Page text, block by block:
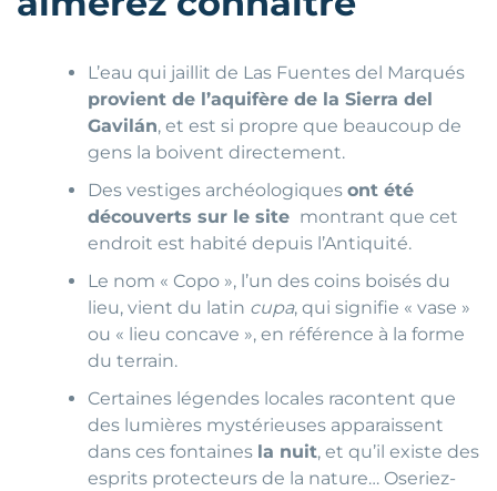
L’eau qui jaillit de Las Fuentes del Marqués
provient de l’aquifère de la Sierra del
Gavilán, et est si propre que beaucoup de
gens la boivent directement.
Des vestiges archéologiquesont été
découverts sur le site montrant que cet
endroit est habité depuis l’Antiquité.
Le nom « Copo », l’un des coins boisés du
lieu, vient du latin cupa, qui signifie « vase »
ou « lieu concave », en référence à la forme
du terrain.
Certaines légendes locales racontent que
des lumières mystérieuses apparaissent
dans ces fontaines la nuit, et qu’il existe des
esprits protecteurs de la nature… Oseriez-